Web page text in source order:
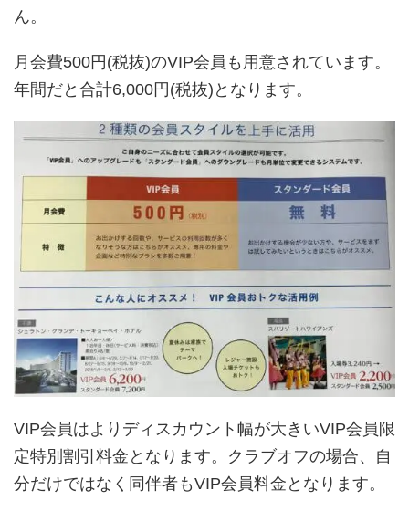
ん。
月会費500円(税抜)のVIP会員も用意されています。
年間だと合計6,000円(税抜)となります。
VIP会員はよりディスカウント幅が大きいVIP会員限
定特別割引料金となります。クラブオフの場合、自
分だけではなく同伴者もVIP会員料金となります。